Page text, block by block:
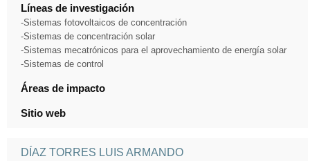
Líneas de investigación
-Sistemas fotovoltaicos de concentración
-Sistemas de concentración solar
-Sistemas mecatrónicos para el aprovechamiento de energía solar
-Sistemas de control
Áreas de impacto
Sitio web
DÍAZ TORRES LUIS ARMANDO